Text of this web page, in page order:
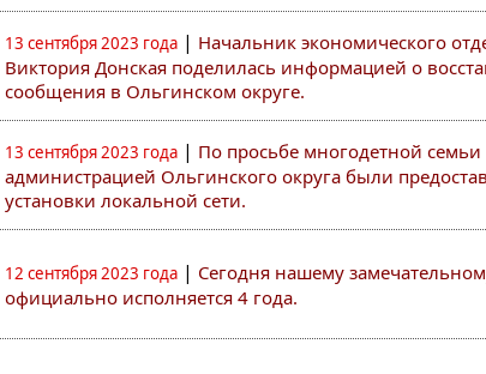
13 сентября 2023 года | Начальник экономического
Виктория Донская поделилась информацией о
сообщения в Ольгинском округе.
13 сентября 2023 года | По просьбе многодетной
администрацией Ольгинского округа были
установки локальной сети.
12 сентября 2023 года | Сегодня нашему
официально исполняется 4 года.